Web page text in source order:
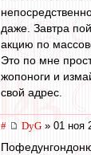
даже. Завтра
акцию по
Это по мне
жопоноги и
свой адрес.
# DyG » 01 ноя